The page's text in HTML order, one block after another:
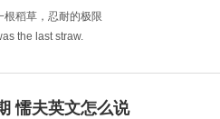
稻草，忍耐的极限
the last straw.
was the last
懦夫英文怎么说